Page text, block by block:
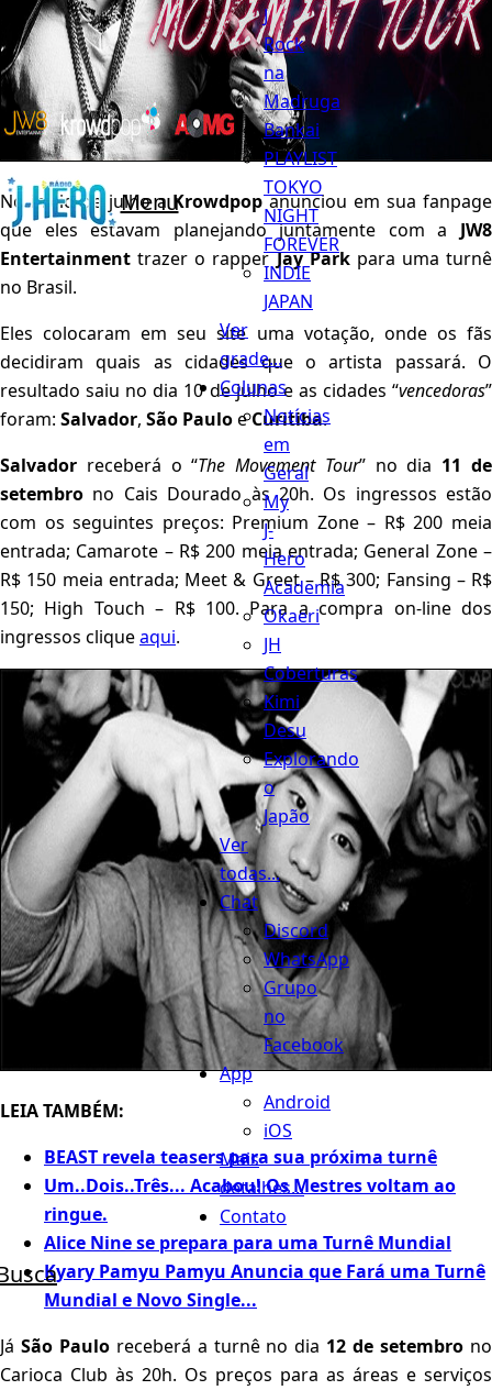
Menu
J
Rock
na
Madruga
Bankai
PLAYLIST
TOKYO
NIGHT
FOREVER
INDIE
JAPAN
Ver
grade...
Colunas
Notícias
em
Geral
My
J-
Hero
Academia
Okaeri
JH
Coberturas
Kimi
Desu
Explorando
o
Japão
Ver
todas...
Chat
Discord
WhatsApp
Grupo
no
Facebook
App
Android
iOS
Mais
detalhes...
Contato
No inicio de julho aKrowdpopanunciou em sua fanpage
que eles estavam planejando juntamente com a JW8
Entertainment trazer o rapperJay Parkpara uma turnê
no Brasil.
Eles colocaram em seu site uma votação, onde os fãs
decidiram quais as cidades que o artista passará. O
resultado saiu no dia 10 de julho e as cidades “vencedoras”
foram: Salvador, São PauloeCuritiba.
Salvador receberá o “The Movement Tour” no dia 11 de
setembro no Cais Dourado às 20h. Os ingressos estão
com os seguintes preços: Premium Zone – R$ 200 meia
entrada; Camarote – R$ 200 meia entrada; General Zone –
R$ 150 meia entrada; Meet & Greet – R$ 300; Fansing – R$
150; High Touch – R$ 100. Para a compra on-line dos
ingressos cliqueaqui.
LEIA TAMBÉM:
BEAST revela teasers para sua próxima turnê
Um..Dois..Três... Acabou! Os Mestres voltam ao
ringue.
Alice Nine se prepara para uma Turnê Mundial
Kyary Pamyu Pamyu Anuncia que Fará uma Turnê
Mundial e Novo Single...
Já São Pauloreceberá a turnê no dia 12 de setembro no
Carioca Club às 20h. Os preços para as áreas e serviços